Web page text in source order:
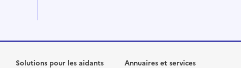
Solutions pour les aidants Annuaires et services